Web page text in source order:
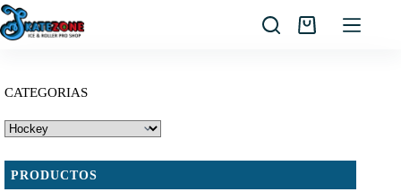
Saltar
al
contenido
Carro
CATEGORIAS
PRODUCTOS